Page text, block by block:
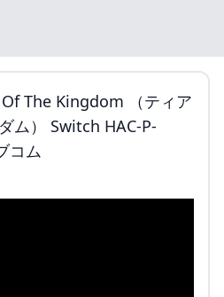
ィアキン
アキン 祠
アキン 武器
The Kingdom （ティア
ム） Switch HAC-P-
コム